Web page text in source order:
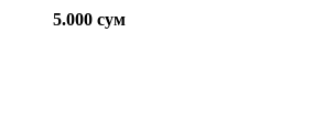
5.000 сум